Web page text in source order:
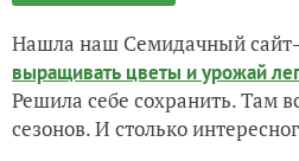
Солнышко, солнышко,
Нашла наш Семидачный
выращивать цветы и урожай
Решила себе сохранить. Там
сезонов. И столько